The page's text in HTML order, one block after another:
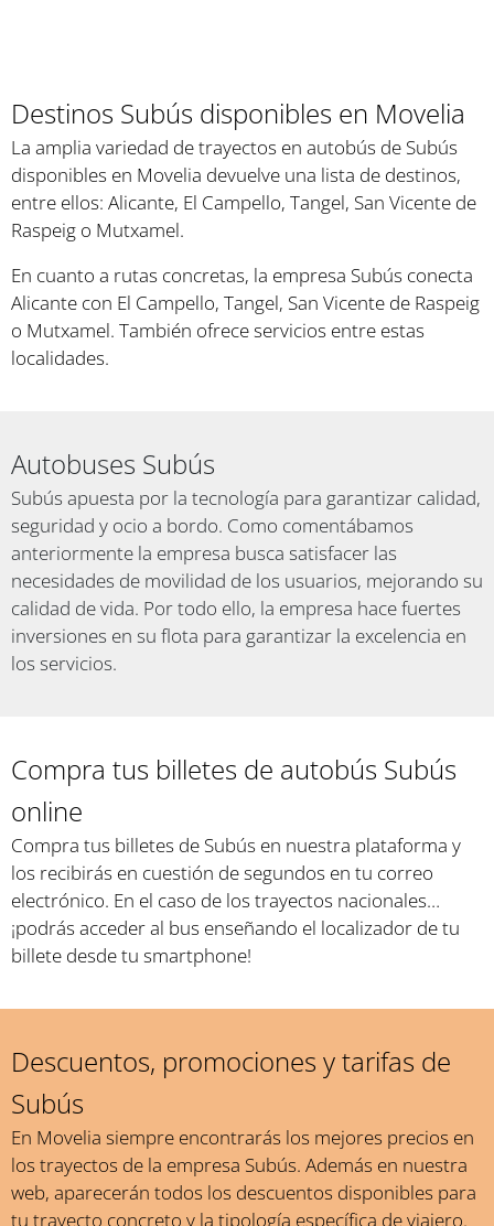
Destinos Subús disponibles en Movelia
La amplia variedad de trayectos en autobús de Subús
disponibles en Movelia devuelve una lista de destinos,
entre ellos: Alicante, El Campello, Tangel, San Vicente de
Raspeig o Mutxamel.
En cuanto a rutas concretas, la empresa Subús conecta
Alicante con El Campello, Tangel, San Vicente de Raspeig
o Mutxamel. También ofrece servicios entre estas
localidades.
Autobuses Subús
Subús apuesta por la tecnología para garantizar calidad,
seguridad y ocio a bordo. Como comentábamos
anteriormente la empresa busca satisfacer las
necesidades de movilidad de los usuarios, mejorando su
calidad de vida. Por todo ello, la empresa hace fuertes
inversiones en su flota para garantizar la excelencia en
los servicios.
Compra tus billetes de autobús Subús
online
Compra tus billetes de Subús en nuestra plataforma y
los recibirás en cuestión de segundos en tu correo
electrónico. En el caso de los trayectos nacionales…
¡podrás acceder al bus enseñando el localizador de tu
billete desde tu smartphone!
Descuentos, promociones y tarifas de
Subús
En Movelia siempre encontrarás los mejores precios en
los trayectos de la empresa Subús. Además en nuestra
web, aparecerán todos los descuentos disponibles para
tu trayecto concreto y la tipología específica de viajero.